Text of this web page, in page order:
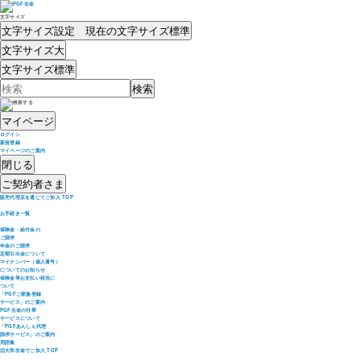
文字サイズ
文字サイズ設定 現在の文字サイズ標準
文字サイズ大
文字サイズ標準
マイページ
ログイン
新規登録
マイページのご案内
閉じる
ご契約者さま
販売代理店を通じてご加入 TOP
お手続き一覧
保険金・給付金の
ご請求
年金のご請求
定期引出金について
マイナンバー（個人番号）
についてのお知らせ
保険金等お支払い状況に
ついて
「PGFご家族登録
サービス」のご案内
PGF生命の付帯
サービスについて
「PGFあんしん代理
請求サービス」のご案内
用語集
旧大和生命でご加入 TOP